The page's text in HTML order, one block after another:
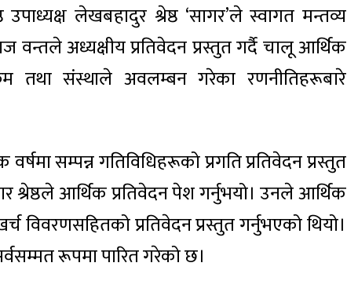
लेखबहादुर श्रेष्ठ ‘सागर’ले स्वागत मन्तव्य
वन्तले अध्यक्षीय प्रतिवेदन प्रस्तुत गर्दै चालू आर्थिक
तथा संस्थाले अवलम्बन गरेका रणनीतिहरूबारे
सम्पन्न गतिविधिहरूको प्रगति प्रतिवेदन प्रस्तुत
श्रेष्ठले आर्थिक प्रतिवेदन पेश गर्नुभयो। उनले आर्थिक
विवरणसहितको प्रतिवेदन प्रस्तुत गर्नुभएको थियो।
रूपमा पारित गरेको छ।